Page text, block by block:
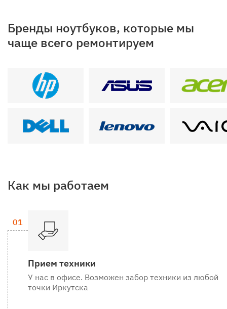
Бренды ноутбуков, которые мы
чаще всего ремонтируем
Как мы работаем
Прием техники
У нас в офисе. Возможен забор техники из любой
точки Иркутска